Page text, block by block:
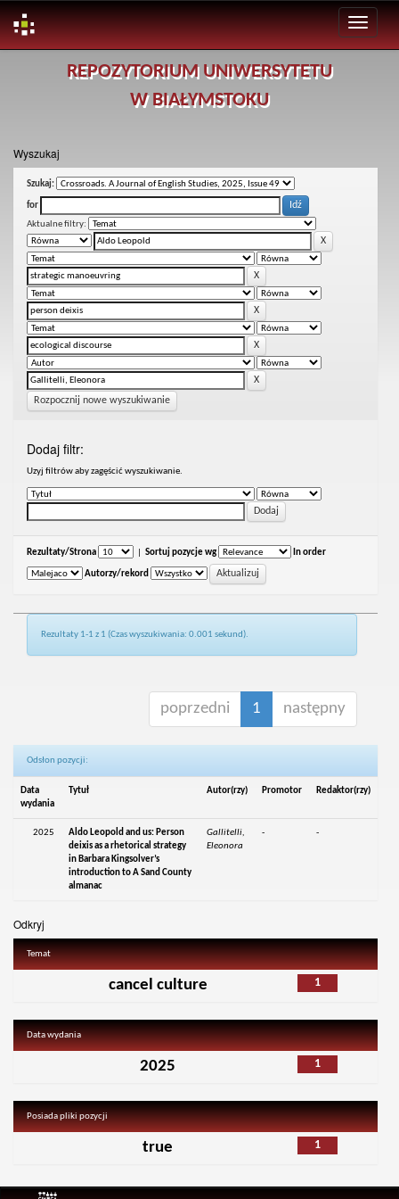
REPOZYTORIUM UNIWERSYTETU
W BIAŁYMSTOKU
Wyszukaj
Szukaj:
for
Aktualne filtry:
Rozpocznij nowe wyszukiwanie
Dodaj filtr:
Uzyj filtrów aby zagęścić wyszukiwanie.
Rezultaty/Strona Sortuj pozycje wg In order
Autorzy/rekord
Rezultaty 1-1 z 1 (Czas wyszukiwania: 0.001 sekund).
poprzedni 1 następny
Odsłon pozycji:
Data
wydania
Tytuł Autor(rzy) Promotor Redaktor(rzy)
2025
Aldo Leopold and us: Person
deixis as a rhetorical strategy
in Barbara Kingsolver’s
introduction to A Sand County
almanac
Gallitelli,
Eleonora
- -
Odkryj
Temat
1
cancel culture
Data wydania
1
2025
Posiada pliki pozycji
1
true